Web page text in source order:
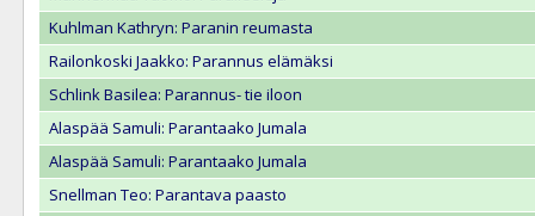
Kuhlman Kathryn: Paranin reumasta
Railonkoski Jaakko: Parannus elämäksi
Schlink Basilea: Parannus- tie iloon
Alaspää Samuli: Parantaako Jumala
Alaspää Samuli: Parantaako Jumala
Snellman Teo: Parantava paasto